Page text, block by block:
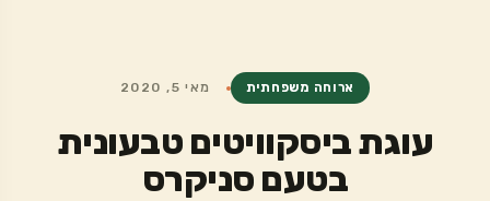
ארוחה משפחתית מאי 5, 2020
עוגת ביסקוויטים טבעונית
בטעם סניקרס